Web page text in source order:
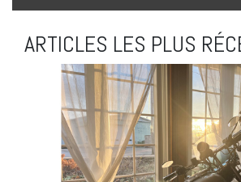
ARTICLES LES PLUS